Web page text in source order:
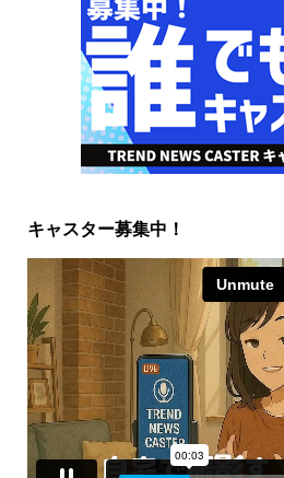
キャスター募集中！